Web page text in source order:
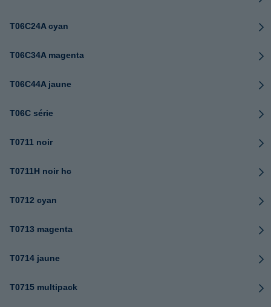
T06C24A cyan
T06C34A magenta
T06C44A jaune
T06C série
T0711 noir
T0711H noir hc
T0712 cyan
T0713 magenta
T0714 jaune
T0715 multipack